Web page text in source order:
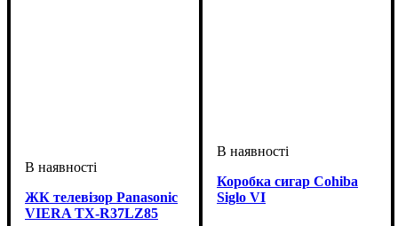
ЖК телевізор Panasonic
VIERA TX-R37LZ85
Коробка сигар Cohiba
Siglo VI